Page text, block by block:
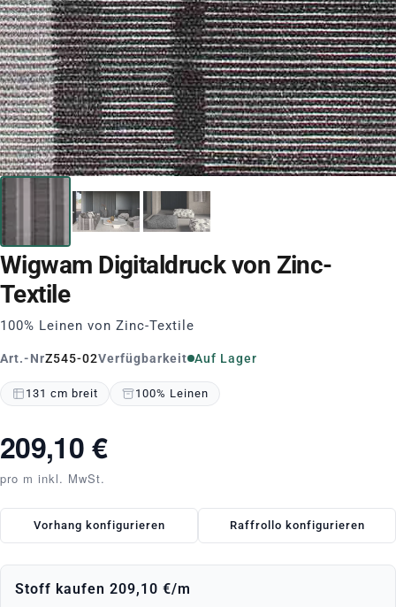
Wigwam Digitaldruck von Zinc-
Textile
100% Leinen von Zinc-Textile
Art.-NrZ545-02Verfügbarkeit Auf Lager
131 cm breit 100% Leinen
209,10 €
pro m inkl. MwSt.
Vorhang konfigurieren Raffrollo konfigurieren
Stoff kaufen 209,10 €/m